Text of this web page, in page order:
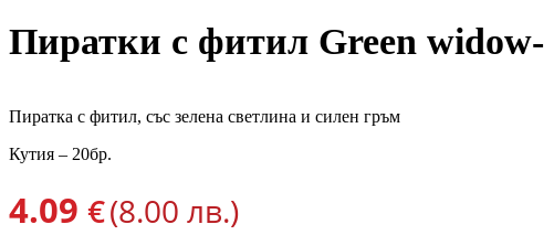
Пиратки с фитил Green widow-
Пиратка с фитил, със зелена светлина и силен гръм
Кутия – 20бр.
4.09 €(8.00 лв.)